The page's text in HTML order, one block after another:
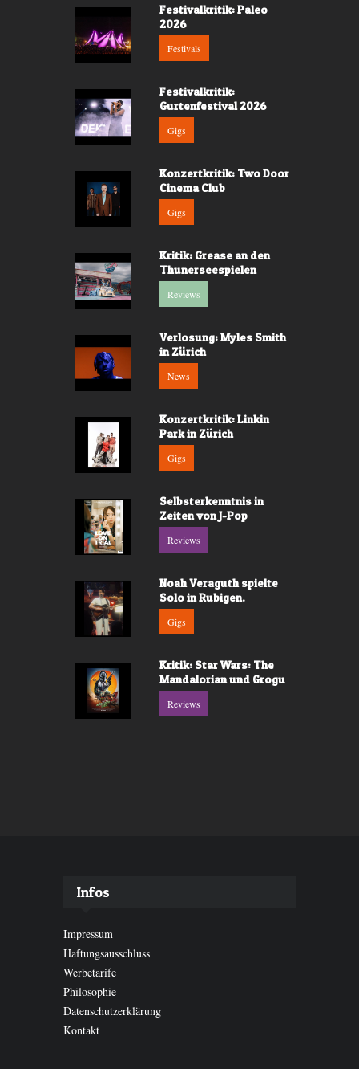
Festivalkritik: Paleo
2026
Festivals
Festivalkritik:
Gurtenfestival 2026
Gigs
Konzertkritik: Two Door
Cinema Club
Gigs
Kritik: Grease an den
Thunerseespielen
Reviews
Verlosung: Myles Smith
in Zürich
News
Konzertkritik: Linkin
Park in Zürich
Gigs
Selbsterkenntnis in
Zeiten von J-Pop
Reviews
Noah Veraguth spielte
Solo in Rubigen.
Gigs
Kritik: Star Wars: The
Mandalorian und Grogu
Reviews
Infos
Impressum
Haftungsausschluss
Werbetarife
Philosophie
Datenschutzerklärung
Kontakt